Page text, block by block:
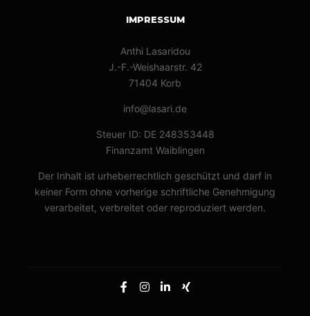
IMPRESSUM
Anthi Lasaridou
J.-F.-Weishaarstr. 42
71404 Korb
info@lasari.de
Steuer ID: DE 248353448
Finanzamt Waiblingen
Der Inhalt ist urheberrechtlich geschützt und darf in
keiner Form ohne vorherige schriftliche Genehmigung
verarbeitet, verbreitet oder reproduziert werden.